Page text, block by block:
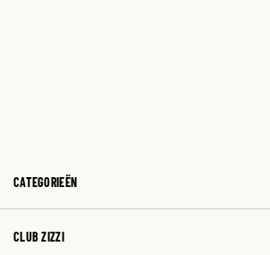
CATEGORIEËN
CLUB ZIZZI